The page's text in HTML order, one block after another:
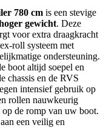
780 cm is een stevige
gewicht. Deze
voor extra draagkracht
roll systeem met
ondersteuning.
boot altijd soepel en
chassis en de RVS
intensief gebruik op
rollen nauwkeurig
de romp van uw boot.
een veilig en